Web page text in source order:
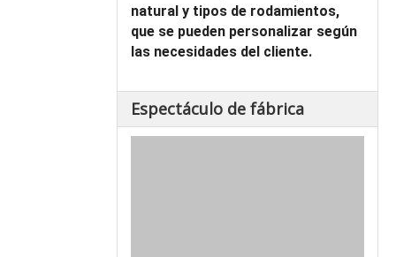
natural y tipos de rodamientos,
que se pueden personalizar según
las necesidades del cliente.
Espectáculo de fábrica